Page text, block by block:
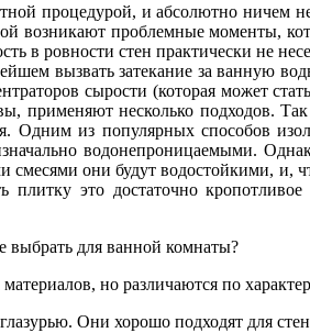
процедурой, и абсолютно ничем
возникают проблемные моменты,
в ровности стен практически не
вызвать затекание за ванную
сырости (которая может
применяют несколько подходов.
из популярных способов
водонепроницаемыми.
они будут водостойкими, и,
это достаточно
выбрать для ванной комнаты?
но различаются по
Они хорошо подходят для